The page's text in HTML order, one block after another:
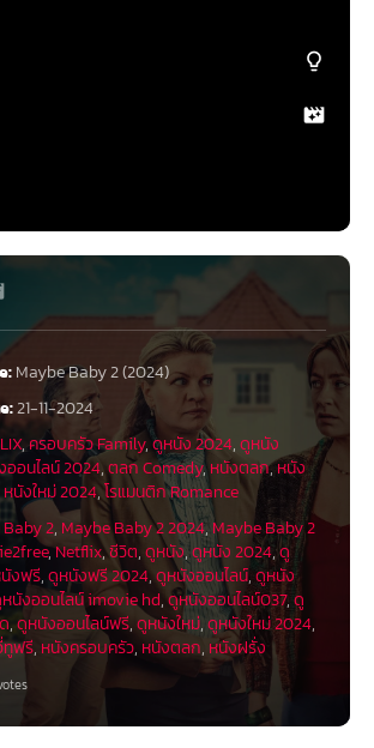
Maybe Baby 2 (2024)
21-11-2024
,ครอบครัว Family,ดูหนัง 2024,ดูหนัง
อนไลน์ 2024,ตลก Comedy,หนังตลก,หนัง
หนังใหม่ 2024,โรแมนติก Romance
2, Maybe Baby 2 2024,Maybe Baby 2
,Netflix,ชีวิต,ดูหนัง,ดูหนัง 2024,ดู
งฟรี,ดูหนังฟรี 2024,ดูหนังออนไลน์,ดูหนัง
นังออนไลน์ imovie hd,ดูหนังออนไลน์037,ดู
,ดูหนังออนไลน์ฟรี,ดูหนังใหม่,ดูหนังใหม่ 2024,
ฟรี, หนังครอบครัว, หนังตลก, หนังฝรั่ง